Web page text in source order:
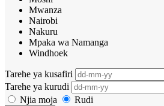
Mwanza
Nairobi
Nakuru
Mpaka wa Namanga
Windhoek
Tarehe ya kusafiri
Tarehe ya kurudi
Njia moja
Rudi